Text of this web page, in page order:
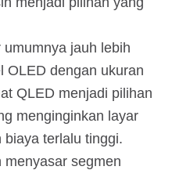
jauh lebih
OLED dengan ukuran
QLED menjadi pilihan
menginginkan layar
biaya terlalu tinggi.
menyasar segmen